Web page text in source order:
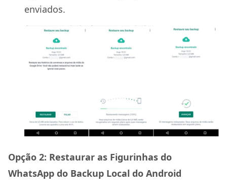
enviados.
Opção 2: Restaurar as Figurinhas do
WhatsApp do Backup Local do Android